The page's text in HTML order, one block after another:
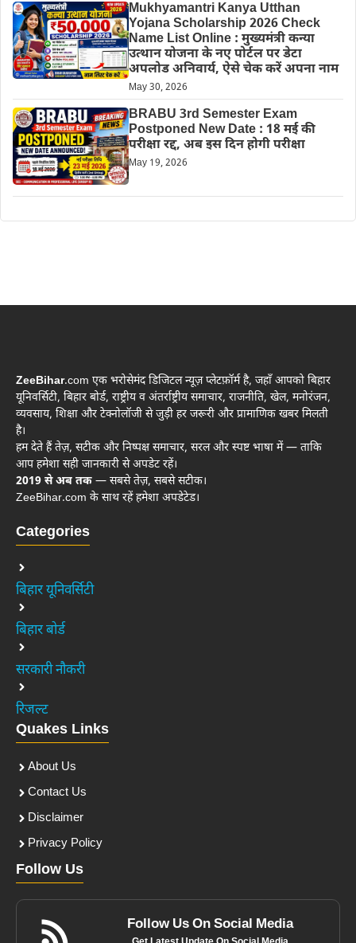
Mukhyamantri Kanya Utthan
Yojana Scholarship 2026 Check
Name List Online : मुख्यमंत्री कन्या
उत्थान योजना के नए पोर्टल पर डेटा
अपलोड अनिवार्य, ऐसे चेक करें अपना नाम
May 30, 2026
BRABU 3rd Semester Exam
Postponed New Date : 18 मई की
परीक्षा रद्द, अब इस दिन होगी परीक्षा
May 19, 2026
ZeeBihar.com एक भरोसेमंद डिजिटल न्यूज़ प्लेटफ़ॉर्म है, जहाँ आपको बिहार
यूनिवर्सिटी, बिहार बोर्ड, राष्ट्रीय व अंतर्राष्ट्रीय समाचार, राजनीति, खेल, मनोरंजन,
व्यवसाय, शिक्षा और टेक्नोलॉजी से जुड़ी हर जरूरी और प्रामाणिक खबर मिलती
है।
हम देते हैं तेज़, सटीक और निष्पक्ष समाचार, सरल और स्पष्ट भाषा में — ताकि
आप हमेशा सही जानकारी से अपडेट रहें।
2019 से अब तक — सबसे तेज़, सबसे सटीक।
ZeeBihar.com के साथ रहें हमेशा अपडेटेड।
Categories
बिहार यूनिवर्सिटी
बिहार बोर्ड
सरकारी नौकरी
रिजल्ट
Quakes Links
About Us
Contact Us
Disclaimer
Privacy Policy
Follow Us
Follow Us On Social Media